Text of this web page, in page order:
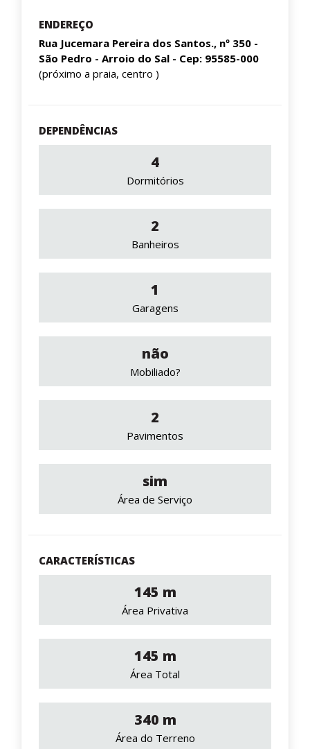
ENDEREÇO
Rua Jucemara Pereira dos Santos., nº 350 -
São Pedro - Arroio do Sal - Cep: 95585-000
(próximo a praia, centro )
DEPENDÊNCIAS
4
Dormitórios
2
Banheiros
1
Garagens
não
Mobiliado?
2
Pavimentos
sim
Área de Serviço
CARACTERÍSTICAS
145 m
Área Privativa
145 m
Área Total
340 m
Área do Terreno